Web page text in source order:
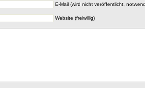
E-Mail (wird nicht veröffentlicht,
Website (freiwillig)